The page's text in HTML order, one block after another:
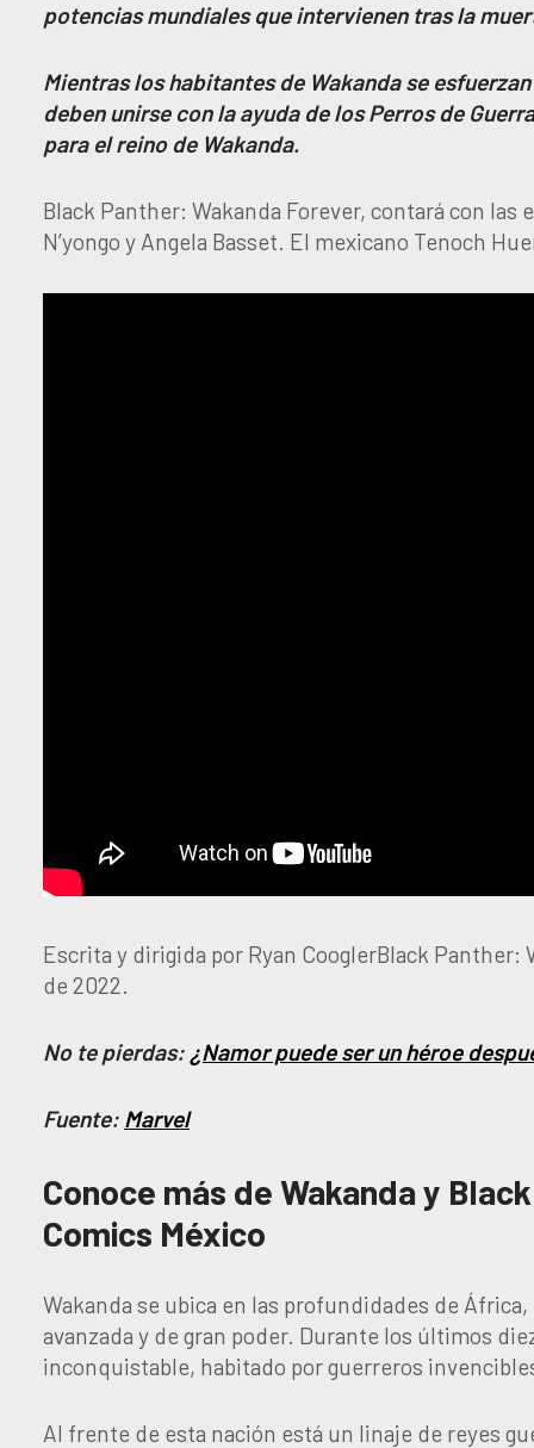
potencias mundiales que intervienen tras la
Mientras los habitantes de Wakanda se
deben unirse con la ayuda de los Perros de
para el reino de Wakanda.
Black Panther: Wakanda Forever, contará con
N’yongo y Angela Basset. El mexicano Tenoch
Escrita y dirigida por Ryan CooglerBlack Panther:
de 2022.
No te pierdas: ¿Namor puede ser un héroe
Fuente: Marvel
Conoce más de Wakanda y
Comics México
Wakanda se ubica en las profundidades de
avanzada y de gran poder. Durante los últimos
inconquistable, habitado por guerreros
Al frente de esta nación está un linaje de reyes